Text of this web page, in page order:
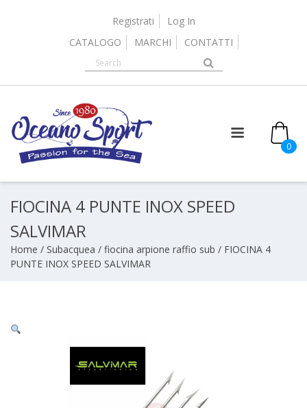
Registrati
Log In
CATALOGO
MARCHI CONTATTI
0
FIOCINA 4 PUNTE INOX SPEED
SALVIMAR
Home / Subacquea / fiocina arpione raffio sub / FIOCINA 4
PUNTE INOX SPEED SALVIMAR